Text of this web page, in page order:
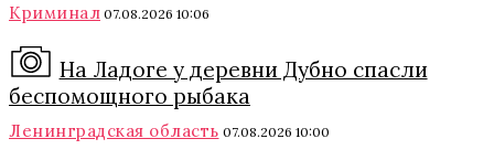
Криминал 07.08.2026 10:06
На Ладоге у деревни Дубно спасли
беспомощного рыбака
Ленинградская область 07.08.2026 10:00